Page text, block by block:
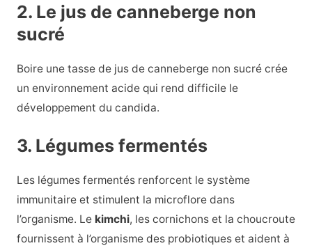
2. Le jus de canneberge non
sucré
Boire une tasse de jus de canneberge non sucré crée
un environnement acide qui rend difficile le
développement du candida.
3. Légumes fermentés
Les légumes fermentés renforcent le système
immunitaire et stimulent la microflore dans
l’organisme. Le kimchi, les cornichons et la choucroute
fournissent à l’organisme des probiotiques et aident à